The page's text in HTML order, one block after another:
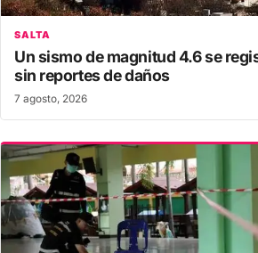
SALTA
Un sismo de magnitud 4.6 se
sin reportes de daños
7 agosto, 2026